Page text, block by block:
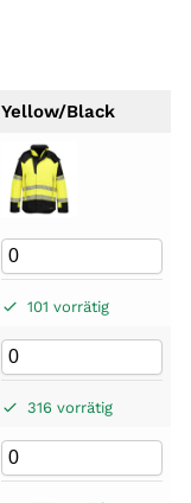
Yellow/Black
101 vorrätig
316 vorrätig